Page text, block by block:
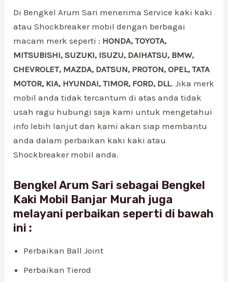
Di Bengkel Arum Sari menerima Service kaki kaki
atau Shockbreaker mobil dengan berbagai
macam merk seperti : HONDA, TOYOTA,
MITSUBISHI, SUZUKI, ISUZU, DAIHATSU, BMW,
CHEVROLET, MAZDA, DATSUN, PROTON, OPEL, TATA
MOTOR, KIA, HYUNDAI, TIMOR, FORD, DLL. Jika merk
mobil anda tidak tercantum di atas anda tidak
usah ragu hubungi saja kami untuk mengetahui
info lebih lanjut dan kami akan siap membantu
anda dalam perbaikan kaki kaki atau
Shockbreaker mobil anda.
Bengkel Arum Sari sebagai Bengkel
Kaki Mobil Banjar Murah juga
melayani perbaikan seperti di bawah
ini :
Perbaikan Ball Joint
Perbaikan Tierod